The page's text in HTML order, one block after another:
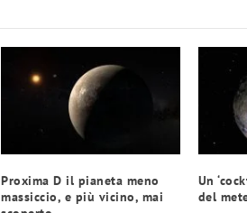
Proxima D il pianeta meno
massiccio, e più vicino, mai
Un
del